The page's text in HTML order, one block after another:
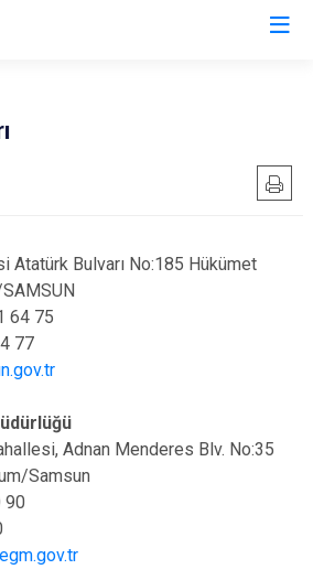
Atatürk Bulvarı No:185 Hükümet
64 75
77
Adnan Menderes Blv. No:35
Samsun
90